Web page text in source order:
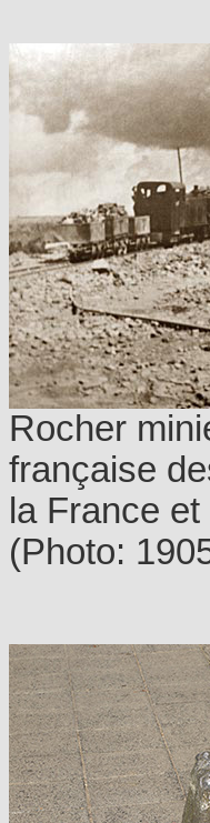
Rocher
française
la France
(Photo: